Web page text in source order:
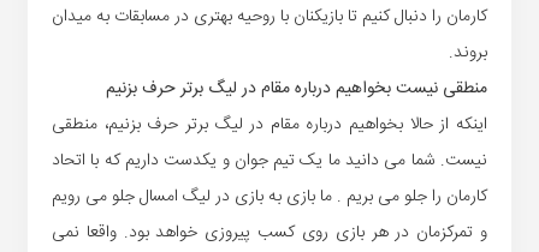
کارمان را دنبال کنیم تا بازیکنان با روحیه بهتری در مسابقات به میدان
بروند.
منطقی نیست بخواهیم درباره مقام در لیگ برتر حرف بزنیم
اینکه از حالا بخواهیم درباره مقام در لیگ برتر حرف بزنیم، منطقی
نیست. شما می دانید ما یک تیم جوان و یکدست داریم که با اتحاد
کارمان را جلو می بریم . ما بازی به بازی در لیگ امسال جلو می رویم
و تمرکزمان در هر بازی روی کسب پیروزی خواهد بود. واقعا نمی